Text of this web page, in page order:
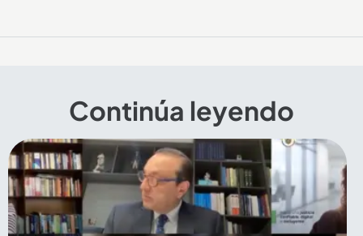
Continúa leyendo